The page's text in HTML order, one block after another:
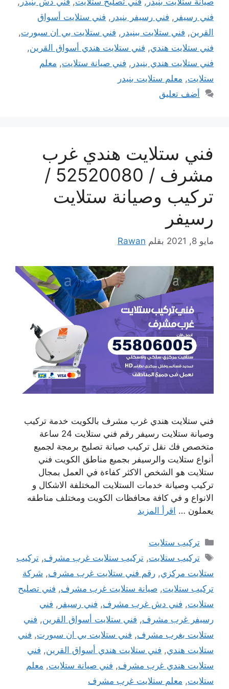
فني رسيفر , فني رسيفر بنيدر , فني ستلايت أسواق
القرين, فني ستلايت ببنيدر , فني ستلايت بي ان سبورت,
فني ستلايت هندي, فني ستلايت هندي أسواق القرين,
فني ستلايت هندي بنيدر , فني صيانة ستلايت, معلم
ستلايت, معلم ستلايت بنيدر
أضف تعليق
فني ستلايت هندي غرب
مشرف / 52520080 /
تركيب وصيانة ستلايت
رسيفر
مايو 8, 2021 بقلم Rawan
فني ستلايت هندي غرب مشرف بالكويت خدمة تركيب
وصيانة ستلايت رسيفر رقم فني ستلايت 24 ساعة
متخصص فك نقل تركيب صيانة تصليح برمجة لجميع
أنواع ستلايت والرسيفر بجميع مناطق الكويت فني
ستلايت هو الشخص الاكثر كفاءة في العمل بمجال
تركيب وصيانة خدمات الستلايت المختلفة الاشكال و
الانواع و في كافة محافظات الكويت ومختلف مناطقه
يعملون … اقرأ المزيد
التصنيفات
تركيب ستلايت
الوسوم
تركيب ستلايت,تركيب ستلايت غرب مشرف,تركيب
ستلايت مركزي, رقم فني ستلايت غرب مشرف, شركة
تركيب ستلايت, صيانة ستلايت غرب مشرف, فني تصليح
ستلايت, فني دش غرب مشرف, فني رسيفر , فني
رسيفر غرب مشرف, فني ستلايت أسواق القرين, فني
ستلايت بغرب مشرف, فني ستلايت بي ان سبورت, فني
ستلايت هندي, فني ستلايت هندي أسواق القرين, فني
ستلايت هندي غرب مشرف, فني صيانة ستلايت, معلم
ستلايت, معلم ستلايت غرب مشرف